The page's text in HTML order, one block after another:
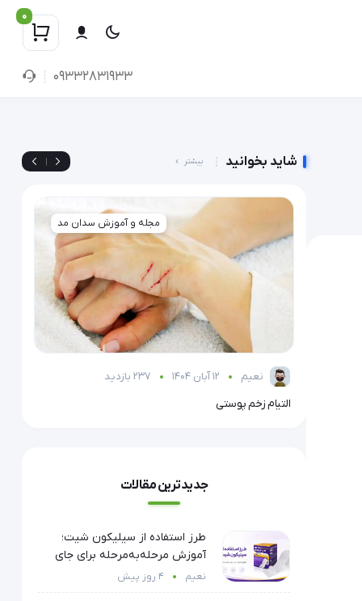
0
09332831933
شاید بخوانید بیشتر |
مجله و آموزش سدان مد
نعیم 12 آبان 1404 237 بازدید
التیام زخم پوستی
جدیدترین مقالات
طرز استفاده از سیلیکون شیت؛
آموزش مرحله‌به‌مرحله برای جای
زخم و بخیه
نعیم 4 روز پیش